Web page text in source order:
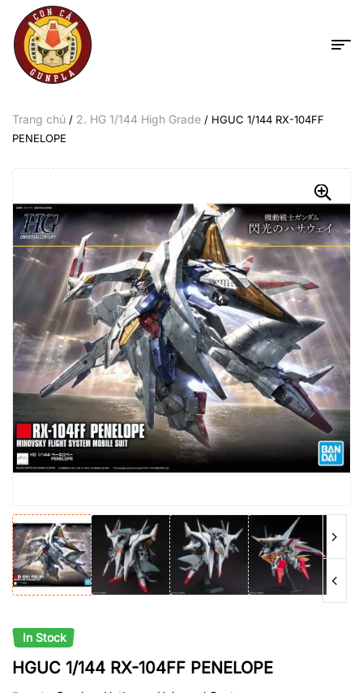
Trang chủ / 2. HG 1/144 High Grade / HGUC 1/144 RX-104FF
PENELOPE
In Stock
HGUC 1/144 RX-104FF PENELOPE